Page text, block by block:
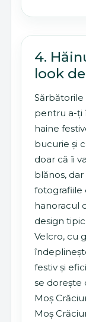
4.
look
pentru a-ți
haine
bucurie și
doar că îi
blănos, dar
fotografiile
hanoracul
design
Velcro, cu
festiv și
se dorește
Moș
Moș